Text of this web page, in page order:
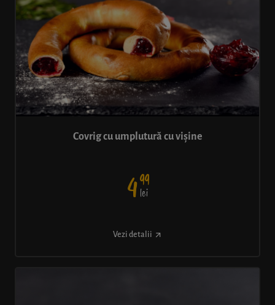
Covrig cu umplutură cu vișine
499
lei
Vezi detalii